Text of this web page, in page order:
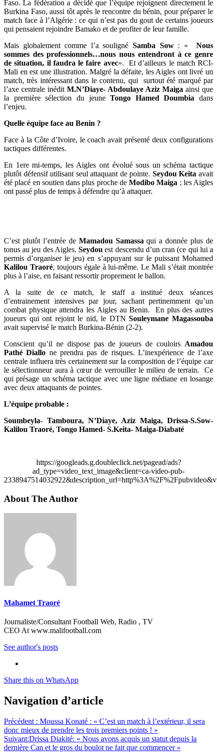
Faso. La fédération a décidé que l’équipe rejoignent directement le
Burkina Faso, aussi tôt après le rencontre du bénin, pour préparer le
match face à l’Algérie : ce qui n’est pas du gout de certains joueurs
qui pensaient rejoindre Bamako et de profiter de leur famille.
Mais globalement comme l’a souligné Samba Sow: «Nous
sommes des professionnels…nous nous entendront à ce genre
de situation, il faudra le faire avec». Et d’ailleurs le match RCI-
Mali en est une illustration. Malgré la défaite, les Aigles ont livré un
match, très intéressant dans le contenu, qui surtout été marqué par
l’axe centrale inédit M.N’Diaye- Abdoulaye Aziz Maiga ainsi que
la première sélection du jeuneTongo Hamed Doumbia dans
l’enjeu.
Quelle équipe face au Benin ?
Face à la Côte d’Ivoire, le coach avait présenté deux configurations
tactiques différentes.
En 1ere mi-temps, les Aigles ont évolué sous un schéma tactique
plutôt défensif utilisant seul attaquant de pointe. Seydou Keita avait
été placé en soutien dans plus proche de Modibo Maiga ; les Aigles
ont passé plus de temps à défendre qu’à attaquer.
C’est plutôt l’entrée de Mamadou Samassa qui a donnée plus de
tonus au jeu des Aigles.Seydou est descendu d’un cran (ce qui lui a
permis d’organiser le jeu) en s’appuyant sur le puissant Mohamed
Kalilou Traoré, toujours égale à lui-même. Le Mali s’était montrée
plus à l’aise, en faisant ressortir proprement le ballon.
A la suite de ce match, le staff a institué deux séances
d’entrainement intensives par jour, sachant pertinemment qu’un
combat physique attendra les Aigles au Benin. En plus des autres
joueurs qui ont rejoint le nid, le DTNSouleymane Magassouba
avait supervisé le match Burkina-Bénin (2-2).
Conscient qu’il ne dispose pas de joueurs de couloirs Amadou
Pathé Diallo ne prendra pas de risques. L’inexpérience de l’axe
centrale influera très certainement sur la composition de l’équipe car
le sélectionneur aura à cœur de verrouiller le milieu de terrain. Ce
qui présage un schéma tactique avec une ligne médiane en losange
avec deux attaquants de pointes.
L’équipe probable :
Soumbeyla- Tamboura, N’Diaye, Aziz Maiga, Drissa-S.Sow-
Kalilou Traoré, Tongo Hamed- S.Keita- Maiga-Diabaté
https://googleads.g.doubleclick.net/pagead/ads?
ad_type=video_text_image&client=ca-video-pub-
About The Author
Mahamet Traoré
Journaliste/Consultant Football Web, Radio , TV
CEO At www.malifootball.com
See author's posts
Share this on WhatsApp
Navigation d’article
Précédent : Moussa Konaté : « C’est un match à l’extérieur, il sera
donc mieux de prendre les trois premiers points ! »
Suivant:Drissa Diakité: « Nous avons acquis un statut depuis la
dernière Can et le gros du boulot ne fait que commencer »